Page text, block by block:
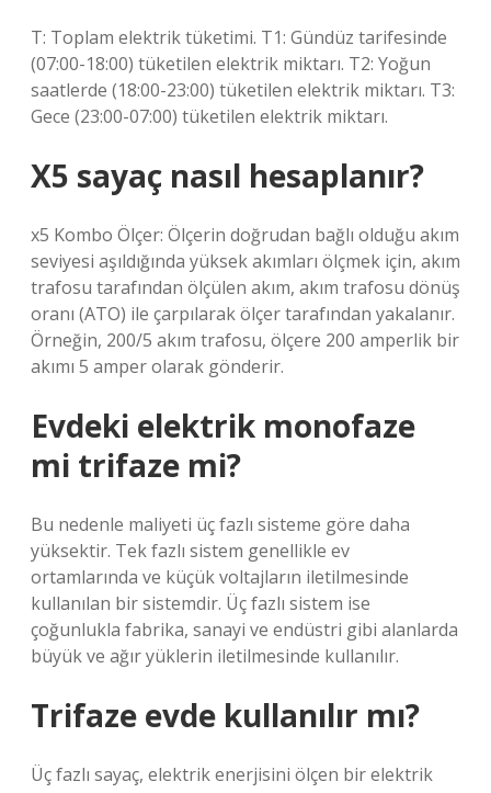
T: Toplam elektrik tüketimi. T1: Gündüz tarifesinde
(07:00-18:00) tüketilen elektrik miktarı. T2: Yoğun
saatlerde (18:00-23:00) tüketilen elektrik miktarı. T3:
Gece (23:00-07:00) tüketilen elektrik miktarı.
X5 sayaç nasıl hesaplanır?
x5 Kombo Ölçer: Ölçerin doğrudan bağlı olduğu akım
seviyesi aşıldığında yüksek akımları ölçmek için, akım
trafosu tarafından ölçülen akım, akım trafosu dönüş
oranı (ATO) ile çarpılarak ölçer tarafından yakalanır.
Örneğin, 200/5 akım trafosu, ölçere 200 amperlik bir
akımı 5 amper olarak gönderir.
Evdeki elektrik monofaze
mi trifaze mi?
Bu nedenle maliyeti üç fazlı sisteme göre daha
yüksektir. Tek fazlı sistem genellikle ev
ortamlarında ve küçük voltajların iletilmesinde
kullanılan bir sistemdir. Üç fazlı sistem ise
çoğunlukla fabrika, sanayi ve endüstri gibi alanlarda
büyük ve ağır yüklerin iletilmesinde kullanılır.
Trifaze evde kullanılır mı?
Üç fazlı sayaç, elektrik enerjisini ölçen bir elektrik